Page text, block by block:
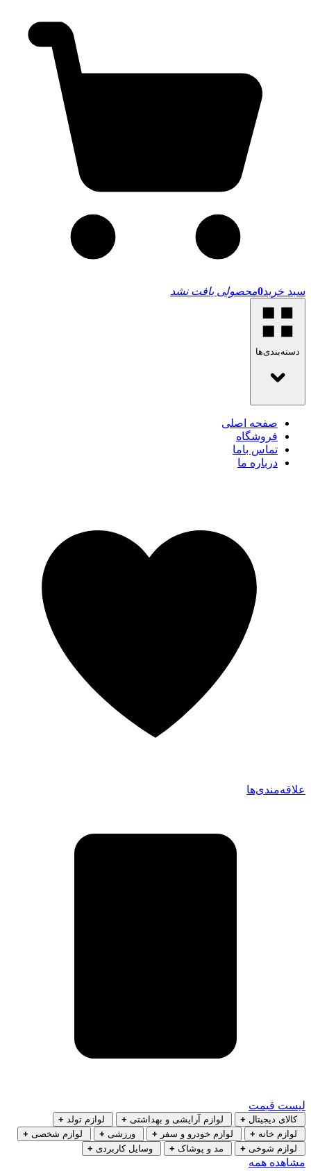
سبد خرید0محصولی یافت نشد
دسته‌بندی‌ها
صفحه اصلی
فروشگاه
تماس باما
درباره ما
علاقه‌مندی‌ها
لیست قیمت
کالای دیجیتال + لوازم آرایشی و بهداشتی + لوازم تولد +
لوازم خانه + لوازم خودرو و سفر + ورزشی + لوازم شخصی +
لوازم شوخی + مد و پوشاک + وسایل کاربردی +
مشاهده همه